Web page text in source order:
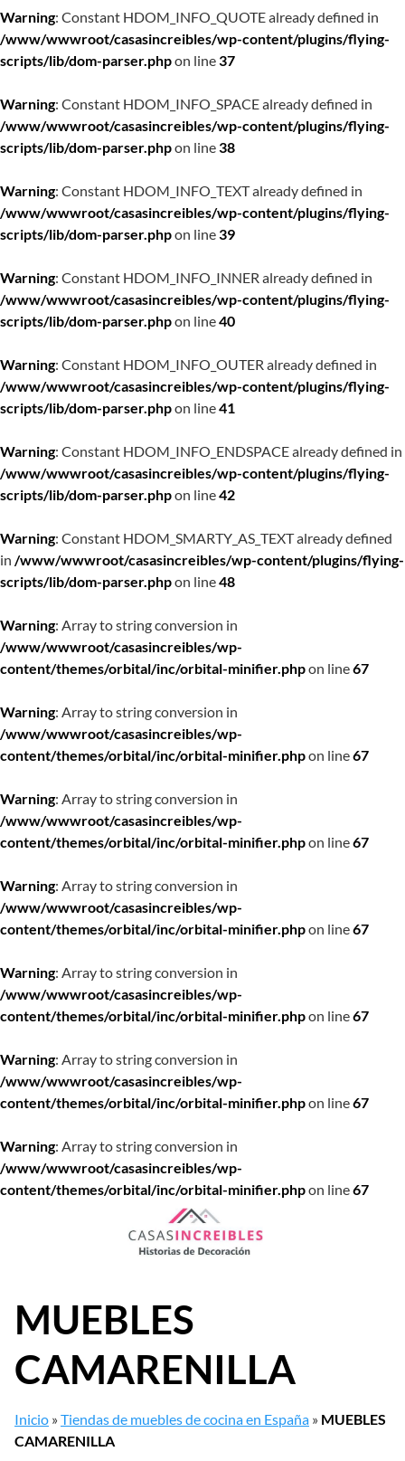
Warning: Constant HDOM_INFO_QUOTE already defined in
/www/wwwroot/casasincreibles/wp-content/plugins/flying-
scripts/lib/dom-parser.phpon line37
Warning: Constant HDOM_INFO_SPACE already defined in
/www/wwwroot/casasincreibles/wp-content/plugins/flying-
scripts/lib/dom-parser.phpon line38
Warning: Constant HDOM_INFO_TEXT already defined in
/www/wwwroot/casasincreibles/wp-content/plugins/flying-
scripts/lib/dom-parser.phpon line39
Warning: Constant HDOM_INFO_INNER already defined in
/www/wwwroot/casasincreibles/wp-content/plugins/flying-
scripts/lib/dom-parser.phpon line40
Warning: Constant HDOM_INFO_OUTER already defined in
/www/wwwroot/casasincreibles/wp-content/plugins/flying-
scripts/lib/dom-parser.phpon line41
Warning: Constant HDOM_INFO_ENDSPACE already defined in
/www/wwwroot/casasincreibles/wp-content/plugins/flying-
scripts/lib/dom-parser.phpon line42
Warning: Constant HDOM_SMARTY_AS_TEXT already defined
in /www/wwwroot/casasincreibles/wp-content/plugins/flying-
scripts/lib/dom-parser.phpon line48
Warning: Array to string conversion in
/www/wwwroot/casasincreibles/wp-
content/themes/orbital/inc/orbital-minifier.phpon line67
Warning: Array to string conversion in
/www/wwwroot/casasincreibles/wp-
content/themes/orbital/inc/orbital-minifier.phpon line67
Warning: Array to string conversion in
/www/wwwroot/casasincreibles/wp-
content/themes/orbital/inc/orbital-minifier.phpon line67
Warning: Array to string conversion in
/www/wwwroot/casasincreibles/wp-
content/themes/orbital/inc/orbital-minifier.phpon line67
Warning: Array to string conversion in
/www/wwwroot/casasincreibles/wp-
content/themes/orbital/inc/orbital-minifier.phpon line67
Warning: Array to string conversion in
/www/wwwroot/casasincreibles/wp-
content/themes/orbital/inc/orbital-minifier.phpon line67
Warning: Array to string conversion in
/www/wwwroot/casasincreibles/wp-
content/themes/orbital/inc/orbital-minifier.phpon line67
MUEBLES
CAMARENILLA
Inicio »Tiendas de muebles de cocina en España » MUEBLES
CAMARENILLA